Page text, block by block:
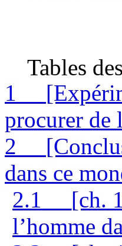
Tables
1
procurer de
2
dans ce
2.1
[ch.
l’homme